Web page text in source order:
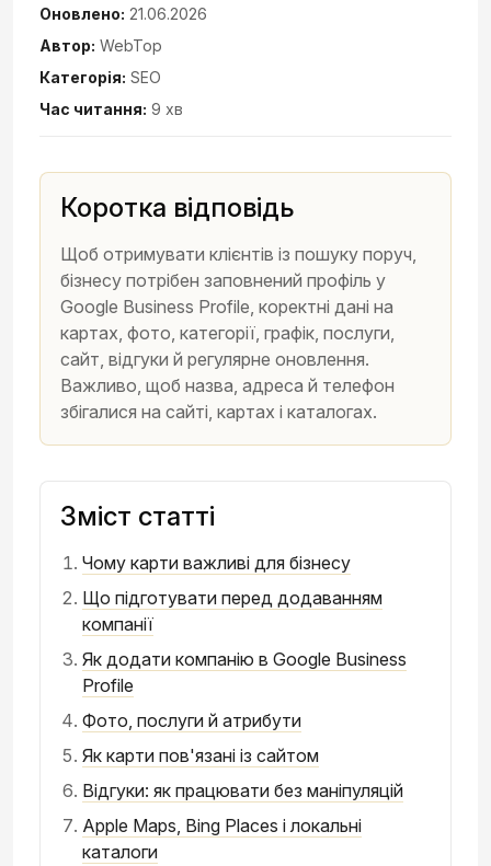
Оновлено: 21.06.2026
Автор: WebTop
Категорія: SEO
Час читання: 9 хв
Коротка відповідь
Щоб отримувати клієнтів із пошуку поруч,
бізнесу потрібен заповнений профіль у
Google Business Profile, коректні дані на
картах, фото, категорії, графік, послуги,
сайт, відгуки й регулярне оновлення.
Важливо, щоб назва, адреса й телефон
збігалися на сайті, картах і каталогах.
Зміст статті
Чому карти важливі для бізнесу
Що підготувати перед додаванням
компанії
Як додати компанію в Google Business
Profile
Фото, послуги й атрибути
Як карти пов'язані із сайтом
Відгуки: як працювати без маніпуляцій
Apple Maps, Bing Places і локальні
каталоги